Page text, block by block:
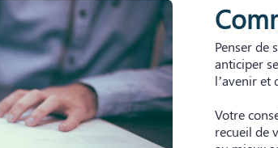
Penser de
anticiper
l’avenir et
Votre
recueil de